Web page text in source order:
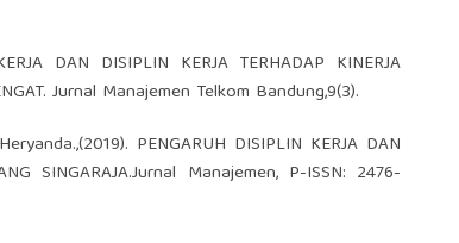
DAN DISIPLIN KERJA TERHADAP KINERJA
Jurnal Manajemen Telkom Bandung,9(3).
PENGARUH DISIPLIN KERJA DAN
SINGARAJA.Jurnal Manajemen, P-ISSN: 2476-